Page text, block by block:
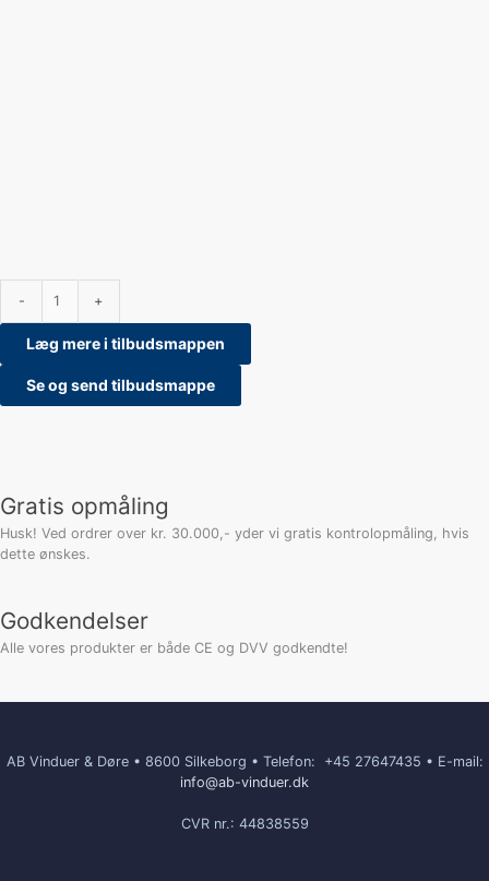
- +
Læg mere i tilbudsmappen
Se og send tilbudsmappe
Gratis opmåling
Husk! Ved ordrer over kr. 30.000,- yder vi gratis kontrolopmåling, hvis
dette ønskes.
Godkendelser
Alle vores produkter er både CE og DVV godkendte!
AB Vinduer & Døre • 8600 Silkeborg • Telefon:
+45 27647435 • E-mail:
info@ab-vinduer.dk
CVR nr.: 44838559